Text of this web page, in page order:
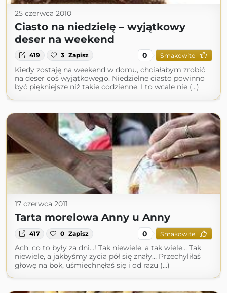
25 czerwca 2010
Ciasto na niedzielę – wyjątkowy
deser na weekend
419 3 Zapisz 0 Smakowite
Kiedy zostaję na weekend w domu, chciałabym zrobić
na deser coś wyjątkowego. Niedzielne ciasto powinno
być piękniejsze niż takie codzienne. I to wcale nie (...)
17 czerwca 2011
Tarta morelowa Anny u Anny
417 0 Zapisz 0 Smakowite
Ach, co to były za dni…! Tak niewiele, a tak wiele… Tak
niewiele, a jakbyśmy życia pół się znały… Przechyliłaś
głowę na bok, uśmiechnęłaś się i od razu (...)